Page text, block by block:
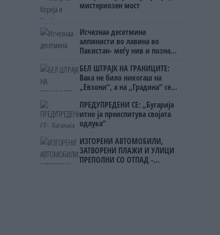
мистериозен мост
Исчезнаа десетмина
алпинисти во лавина во
Пакистан- меѓу нив и познат
БЕЛ ШТРАЈК НА ГРАНИЦИТЕ:
Вака не било никогаш на
„Евзони“, а на „Градина“ се
ПРЕДУПРЕДЕНИ СЕ: „Бугарија
итно ја преиспитува својата
одлука“
ИЗГОРЕНИ АВТОМОБИЛИ,
ЗАТВОРЕНИ ПЛАЖИ И УЛИЦИ
ПРЕПОЛНИ СО ОТПАД -